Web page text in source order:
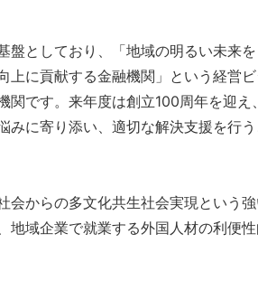
としており、「地域の明るい未来
に貢献する金融機関」という経営
です。来年度は創立100周年を迎え
に寄り添い、適切な解決支援を行
からの多文化共生社会実現という
域企業で就業する外国人材の利便